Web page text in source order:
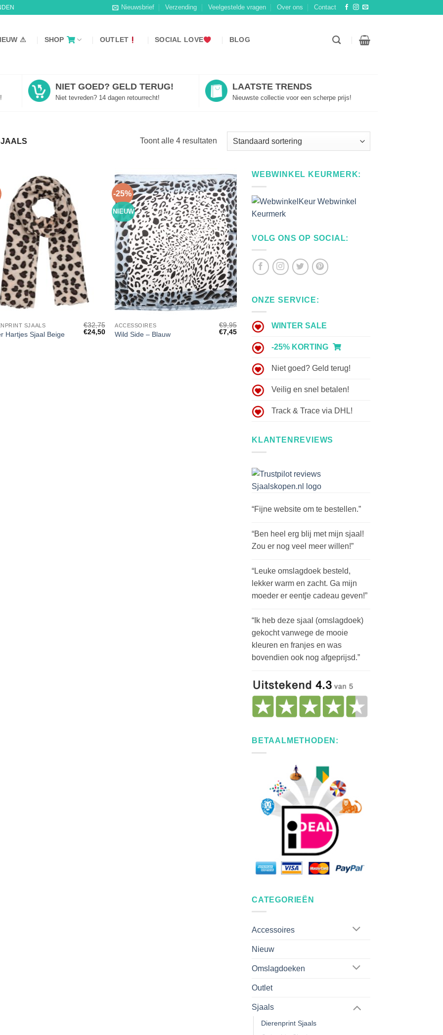
Nieuwsbrief Verzending Veelgestelde vragen Over ons Contact
⚠ SHOP OUTLET SOCIAL LOVE BLOG
NIET GOED? GELD TERUG!
Niet tevreden? 14 dagen retourrecht!
LAATSTE TRENDS
Nieuwste collectie voor een scherpe prijs!
Toont alle 4 resultaten
SJAALS
Hartjes Sjaal Beige
€32,75
Oorspronkelijke
€24,50Huidige
prijs
-25%
NIEUW
+
ACCESSOIRES
Wild Side – Blauw
€9,95
Oorspronkelijke
€7,45Huidige
€7,45.
WEBWINKEL KEURMERK:
VOLG ONS OP SOCIAL:
ONZE SERVICE:
WINTER SALE
-25% KORTING
Niet goed? Geld terug!
Veilig en snel betalen!
Track & Trace via DHL!
KLANTENREVIEWS
“Fijne website om te bestellen.”
“Ben heel erg blij met mijn sjaal!
Zou er nog veel meer willen!”
“Leuke omslagdoek besteld,
lekker warm en zacht. Ga mijn
moeder er eentje cadeau geven!”
“Ik heb deze sjaal (omslagdoek)
gekocht vanwege de mooie
kleuren en franjes en was
bovendien ook nog afgeprijsd.”
BETAALMETHODEN:
CATEGORIEËN
Accessoires
Nieuw
Omslagdoeken
Outlet
Sjaals
Dierenprint Sjaals